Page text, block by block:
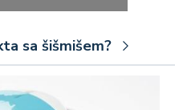
sa šišmišem?